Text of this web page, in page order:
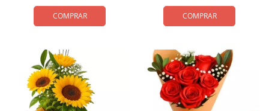
COMPRAR COMPRAR